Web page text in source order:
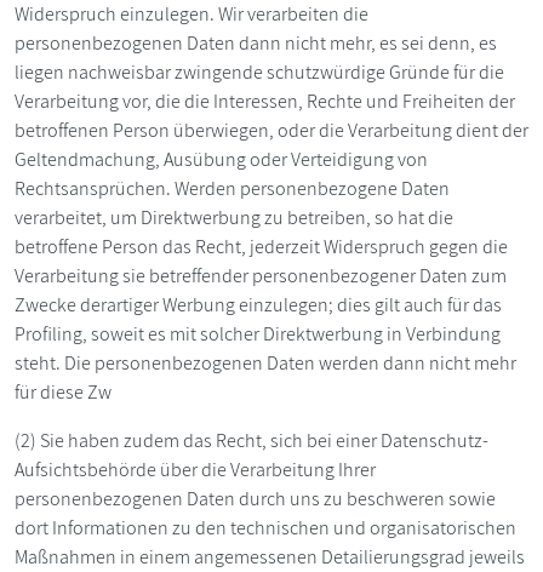
Widerspruch einzulegen. Wir verarbeiten die
personenbezogenen Daten dann nicht mehr, es sei denn, es
liegen nachweisbar zwingende schutzwürdige Gründe für die
Verarbeitung vor, die die Interessen, Rechte und Freiheiten der
betroffenen Person überwiegen, oder die Verarbeitung dient der
Geltendmachung, Ausübung oder Verteidigung von
Rechtsansprüchen. Werden personenbezogene Daten
verarbeitet, um Direktwerbung zu betreiben, so hat die
betroffene Person das Recht, jederzeit Widerspruch gegen die
Verarbeitung sie betreffender personenbezogener Daten zum
Zwecke derartiger Werbung einzulegen; dies gilt auch für das
Profiling, soweit es mit solcher Direktwerbung in Verbindung
steht. Die personenbezogenen Daten werden dann nicht mehr
für diese Zw
(2) Sie haben zudem das Recht, sich bei einer Datenschutz-
Aufsichtsbehörde über die Verarbeitung Ihrer
personenbezogenen Daten durch uns zu beschweren sowie
dort Informationen zu den technischen und organisatorischen
Maßnahmen in einem angemessenen Detailierungsgrad jeweils